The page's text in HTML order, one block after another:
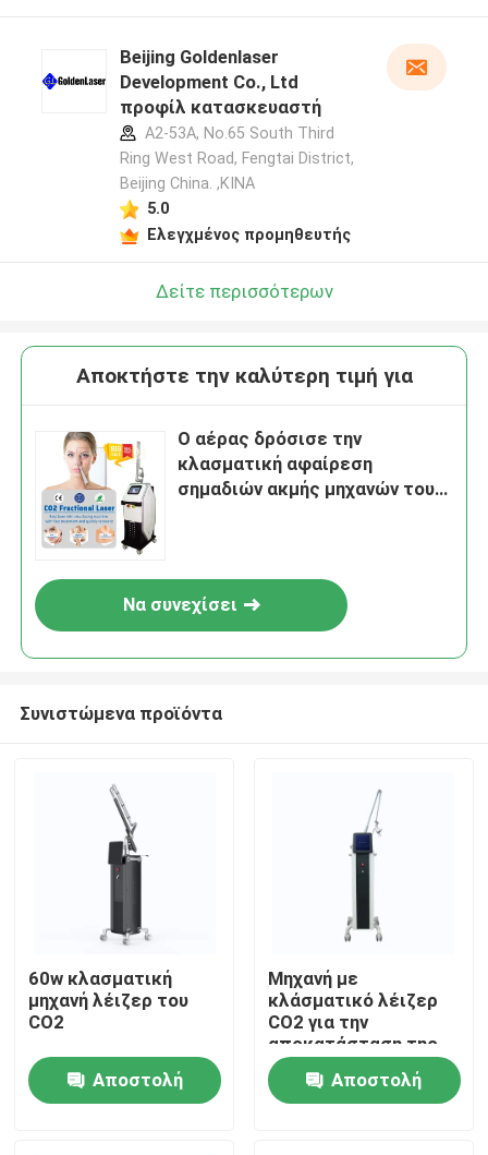
Σπίτι
Προϊόντα
Beijing Goldenlaser
Development Co., Ltd
προφίλ κατασκευαστή
A2-53A, No.65 South Third
Ring West Road, Fengtai District,
Beijing China. ,ΚΙΝΑ
5.0
Ελεγχμένος προμηθευτής
Δείτε περισσότερων
Αποκτήστε την καλύτερη τιμή για
Ο αέρας δρόσισε την
κλασματική αφαίρεση
σημαδιών ακμής μηχανών του
Να συνεχίσει
Συνιστώμενα προϊόντα
60w κλασματική
μηχανή λέιζερ του
CO2
Αποστολή
Μηχανή με
κλάσματικό λέιζερ
CO2 για την
αποκατάσταση της
επιφάνειας του
δέρματοςΑποστολή